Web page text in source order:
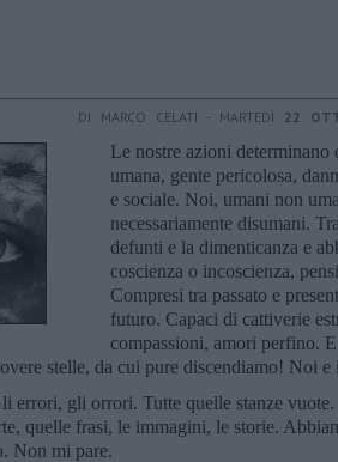
DI MARCO CELATI - MARTEDÌ 22
Le nostre azioni determinano
umana, gente pericolosa,
e sociale. Noi, umani non
necessariamente disumani.
defunti e la dimenticanza e
coscienza o incoscienza,
Compresi tra passato e
futuro. Capaci di cattiverie
compassioni, amori perfino.
stelle, da cui pure discendiamo! Noi e
errori, gli orrori. Tutte quelle stanze vuote.
quelle frasi, le immagini, le storie.
Non mi pare.